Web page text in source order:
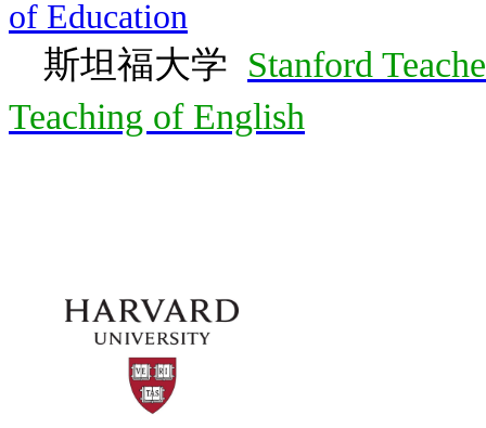
of Education
斯坦福大学 Stanford
Teaching of English